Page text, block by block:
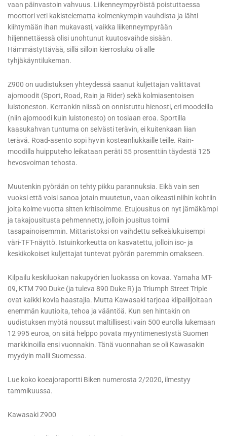
vaan päinvastoin vahvuus. Liikenneympyröistä poistuttaessa
moottori veti kakistelematta kolmenkympin vauhdista ja lähti
kiihtymään ihan mukavasti, vaikka liikenneympyrään
hiljennettäessä olisi unohtunut kuutosvaihde sisään.
Hämmästyttävää, sillä silloin kierrosluku oli alle
tyhjäkäyntilukeman.
Z900 on uudistuksen yhteydessä saanut kuljettajan valittavat
ajomoodit (Sport, Road, Rain ja Rider) sekä kolmiasentoisen
luistoneston. Kerrankin niissä on onnistuttu hienosti, eri moodeilla
(niin ajomoodi kuin luistonesto) on tosiaan eroa. Sportilla
kaasukahvan tuntuma on selvästi terävin, ei kuitenkaan liian
terävä. Road-asento sopi hyvin kosteanliukkaille teille. Rain-
moodilla huipputeho leikataan peräti 55 prosenttiin täydestä 125
hevosvoiman tehosta.
Muutenkin pyörään on tehty pikku parannuksia. Eikä vain sen
vuoksi että voisi sanoa jotain muutetun, vaan oikeasti niihin kohtiin
joita kolme vuotta sitten kritisoimme. Etujousitus on nyt jämäkämpi
ja takajousitusta pehmennetty, jolloin jousitus toimii
tasapainoisemmin. Mittaristoksi on vaihdettu selkeälukuisempi
väri-TFT-näyttö. Istuinkorkeutta on kasvatettu, jolloin iso- ja
keskikokoiset kuljettajat tuntevat pyörän paremmin omakseen.
Kilpailu keskiluokan nakupyörien luokassa on kovaa. Yamaha MT-
09, KTM 790 Duke (ja tuleva 890 Duke R) ja Triumph Street Triple
ovat kaikki kovia haastajia. Mutta Kawasaki tarjoaa kilpailijoitaan
enemmän kuutioita, tehoa ja vääntöä. Kun sen hintakin on
uudistuksen myötä noussut maltillisesti vain 500 eurolla lukemaan
12 995 euroa, on siitä helppo povata myyntimenestystä Suomen
markkinoilla ensi vuonnakin. Tänä vuonnahan se oli Kawasakin
myydyin malli Suomessa.
Lue koko koeajoraportti Biken numerosta 2/2020, ilmestyy
tammikuussa.
Kawasaki Z900